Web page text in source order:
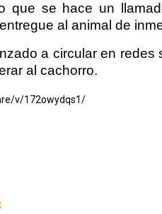
que se hace un
al animal de
a circular en redes
al cachorro.
v/172owydqs1/